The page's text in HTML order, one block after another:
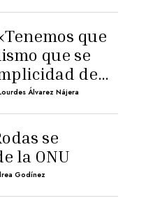
que
que se
de
Álvarez Nájera
se
la ONU
Godínez